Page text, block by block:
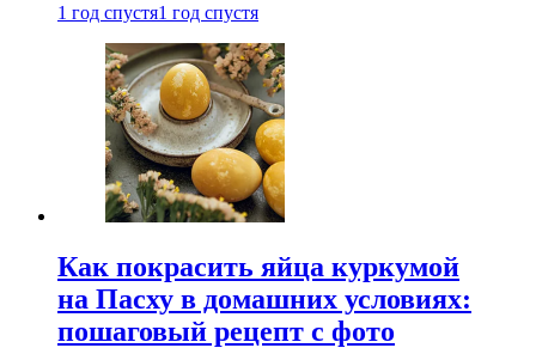
1 год спустя1 год спустя
Как покрасить яйца куркумой
на Пасху в домашних условиях:
пошаговый рецепт с фото